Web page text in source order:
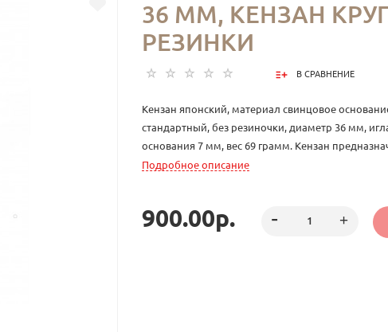
36 ММ, КЕНЗАН
РЕЗИНКИ
В СРАВНЕНИЕ
Кензан японский, материал свинцовое
стандартный, без резиночки, диаметр 36 мм,
основания 7 мм, вес 69 грамм. Кензан
цветочных композиций. Данный кензан можно
накалывания стеблей на латунные иглы
стеблей между иглами. Тяжёлая основа из свинца
кензан устойчивым, что позволяет не
Подробное описание
900.00р.